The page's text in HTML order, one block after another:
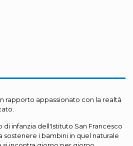
rapporto appassionato con la realtà
infanzia dell'Istituto San Francesco
sostenere i bambini in quel naturale